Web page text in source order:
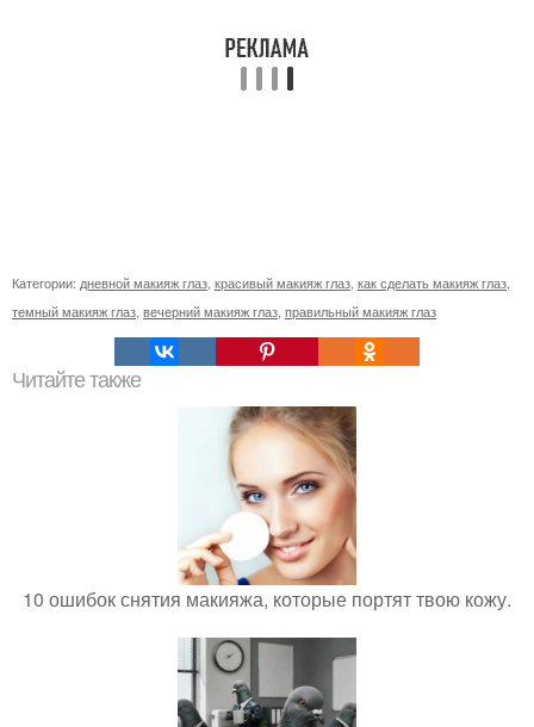
Категории: дневной макияж глаз, красивый макияж глаз, как сделать макияж глаз,
темный макияж глаз, вечерний макияж глаз, правильный макияж глаз
Читайте также
10 ошибок снятия макияжа, которые портят твою кожу.